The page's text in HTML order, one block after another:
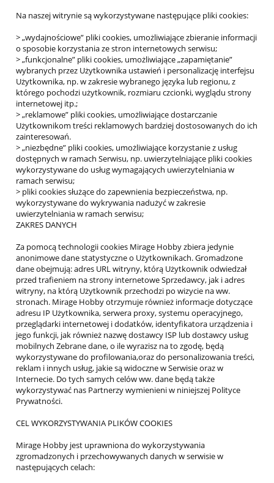
Na naszej witrynie są wykorzystywane następujące pliki cookies:
> „wydajnościowe” pliki cookies, umożliwiające zbieranie informacji
o sposobie korzystania ze stron internetowych serwisu;
> „funkcjonalne” pliki cookies, umożliwiające „zapamiętanie”
wybranych przez Użytkownika ustawień i personalizację interfejsu
Użytkownika, np. w zakresie wybranego języka lub regionu, z
którego pochodzi użytkownik, rozmiaru czcionki, wyglądu strony
internetowej itp.;
> „reklamowe” pliki cookies, umożliwiające dostarczanie
Użytkownikom treści reklamowych bardziej dostosowanych do ich
zainteresowań.
> „niezbędne” pliki cookies, umożliwiające korzystanie z usług
dostępnych w ramach Serwisu, np. uwierzytelniające pliki cookies
wykorzystywane do usług wymagających uwierzytelniania w
ramach serwisu;
> pliki cookies służące do zapewnienia bezpieczeństwa, np.
wykorzystywane do wykrywania nadużyć w zakresie
uwierzytelniania w ramach serwisu;
ZAKRES DANYCH
Za pomocą technologii cookies Mirage Hobby zbiera jedynie
anonimowe dane statystyczne o Użytkownikach. Gromadzone
dane obejmują: adres URL witryny, którą Użytkownik odwiedzał
przed trafieniem na strony internetowe Sprzedawcy, jak i adres
witryny, na którą Użytkownik przechodzi po wizycie na ww.
stronach. Mirage Hobby otrzymuje również informacje dotyczące
adresu IP Użytkownika, serwera proxy, systemu operacyjnego,
przeglądarki internetowej i dodatków, identyfikatora urządzenia i
jego funkcji, jak również nazwę dostawcy ISP lub dostawcy usług
mobilnych Zebrane dane, o ile wyrazisz na to zgodę, będą
wykorzystywane do profilowania,oraz do personalizowania treści,
reklam i innych usług, jakie są widoczne w Serwisie oraz w
Internecie. Do tych samych celów ww. dane będą także
wykorzystywać nas Partnerzy wymienieni w niniejszej Polityce
Prywatności.
CEL WYKORZYSTYWANIA PLIKÓW COOKIES
Mirage Hobby jest uprawniona do wykorzystywania
zgromadzonych i przechowywanych danych w serwisie w
następujących celach: